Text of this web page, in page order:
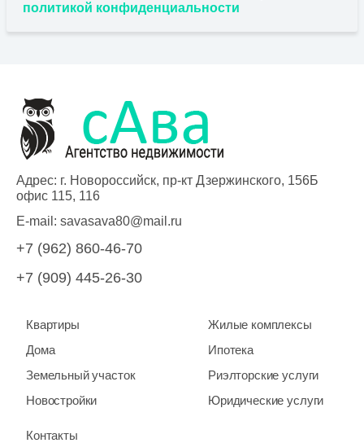
политикой конфиденциальности
Адрес: г. Новороссийск, пр-кт Дзержинского, 156Б
офис 115, 116
E-mail: savasava80@mail.ru
+7 (962) 860-46-70
+7 (909) 445-26-30
Квартиры
Дома
Земельный участок
Новостройки
Жилые комплексы
Ипотека
Риэлторские услуги
Юридические услуги
Контакты